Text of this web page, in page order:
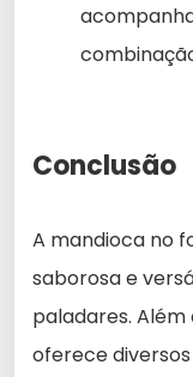
Conclusão
A mandioca no
saborosa e
paladares.
oferece